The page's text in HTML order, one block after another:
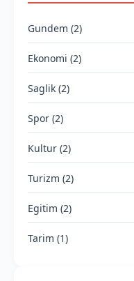
Gundem (2)
Ekonomi (2)
Saglik (2)
Spor (2)
Kultur (2)
Turizm (2)
Egitim (2)
Tarim (1)